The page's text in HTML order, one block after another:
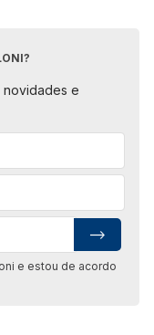
e
e estou de acordo